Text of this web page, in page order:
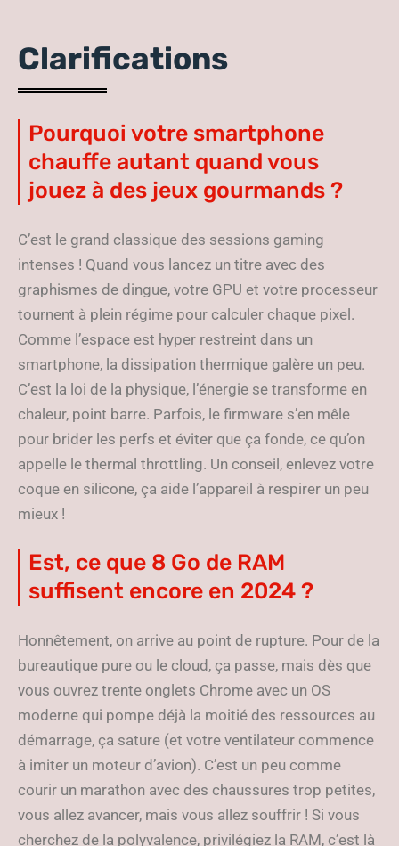
Clarifications
Pourquoi votre smartphone
chauffe autant quand vous
jouez à des jeux gourmands ?
C’est le grand classique des sessions gaming
intenses ! Quand vous lancez un titre avec des
graphismes de dingue, votre GPU et votre processeur
tournent à plein régime pour calculer chaque pixel.
Comme l’espace est hyper restreint dans un
smartphone, la dissipation thermique galère un peu.
C’est la loi de la physique, l’énergie se transforme en
chaleur, point barre. Parfois, le firmware s’en mêle
pour brider les perfs et éviter que ça fonde, ce qu’on
appelle le thermal throttling. Un conseil, enlevez votre
coque en silicone, ça aide l’appareil à respirer un peu
mieux !
Est, ce que 8 Go de RAM
suffisent encore en 2024 ?
Honnêtement, on arrive au point de rupture. Pour de la
bureautique pure ou le cloud, ça passe, mais dès que
vous ouvrez trente onglets Chrome avec un OS
moderne qui pompe déjà la moitié des ressources au
démarrage, ça sature (et votre ventilateur commence
à imiter un moteur d’avion). C’est un peu comme
courir un marathon avec des chaussures trop petites,
vous allez avancer, mais vous allez souffrir ! Si vous
cherchez de la polyvalence, privilégiez la RAM, c’est là